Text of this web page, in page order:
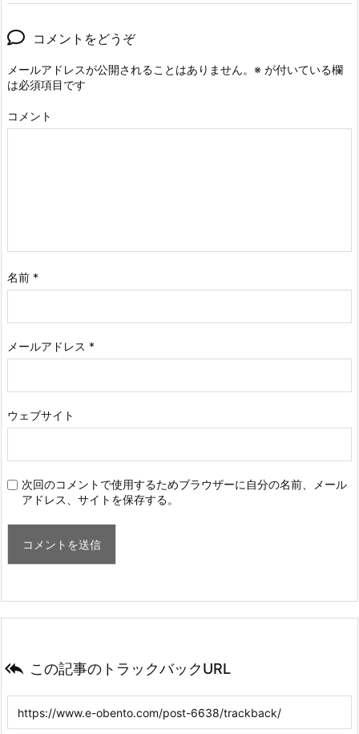
コメントをどうぞ
メールアドレスが公開されることはありません。 ※ が付いている欄
は必須項目です
コメント
名前 *
メールアドレス *
ウェブサイト
次回のコメントで使用するためブラウザーに自分の名前、メール
アドレス、サイトを保存する。
 この記事のトラックバックURL